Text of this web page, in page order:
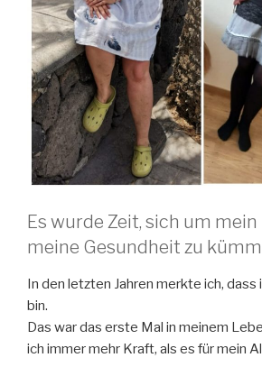
Es wurde Zeit, sich um mein
meine Gesundheit zu
In den letzten Jahren merkte ich, dass
bin.
Das war das erste Mal in meinem
ich immer mehr Kraft, als es für mein